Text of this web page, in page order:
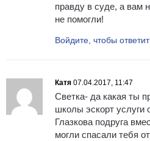
правду в суде, а вам
не помогли!
Войдите, чтобы
Катя 07.04.2017, 11:47
Светка- да какая ты
школы эскорт услуги
Глазкова подруга
могли спасали тебя